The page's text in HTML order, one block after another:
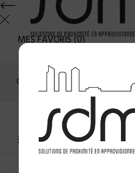
MES FAVORIS(0)
Connexion
MENU